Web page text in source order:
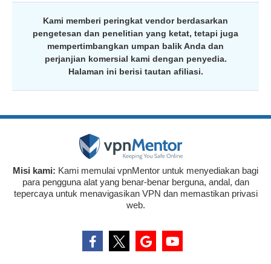
Kami memberi peringkat vendor berdasarkan
pengetesan dan penelitian yang ketat, tetapi juga
mempertimbangkan umpan balik Anda dan
perjanjian komersial kami dengan penyedia.
Halaman ini berisi tautan afiliasi.
Misi kami: Kami memulai vpnMentor untuk menyediakan bagi
para pengguna alat yang benar-benar berguna, andal, dan
tepercaya untuk menavigasikan VPN dan memastikan privasi
web.